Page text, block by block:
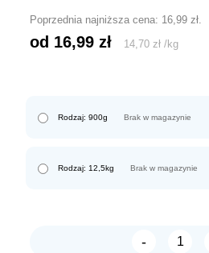
Poprzednia najniższa cena: 16,99zł
od 16,99zł 14,70 zł /kg
Rodzaj: 900g Brak w magazynie
Rodzaj: 12,5kg Brak w magazynie
-
ilość